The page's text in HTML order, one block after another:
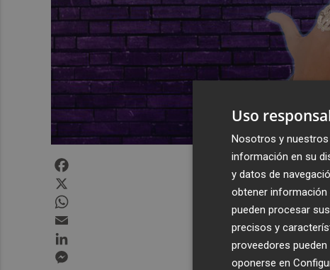
Uso
Nosotros y
información en su
y datos de
obtener información
pueden procesar
precisos y
proveedores
oponerse en